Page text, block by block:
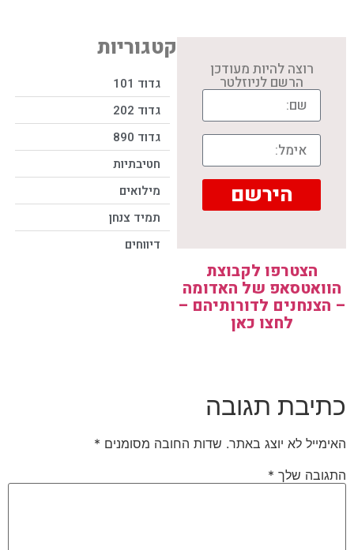
קטגוריות
גדוד 101
גדוד 202
גדוד 890
חטיבתיות
מילואים
תמיד צנחן
דיווחים
רוצה להיות מעודכן
הרשם לניוזלטר
הירשם
הצטרפו לקבוצת
הוואטסאפ של האדומה
– הצנחנים לדורותיהם –
לחצו כאן
כתיבת תגובה
האימייל לא יוצג באתר. שדות החובה מסומנים *
התגובה שלך *